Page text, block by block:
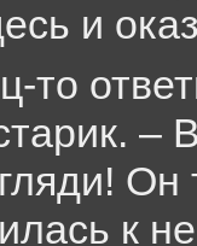
и
то
–
Он
к